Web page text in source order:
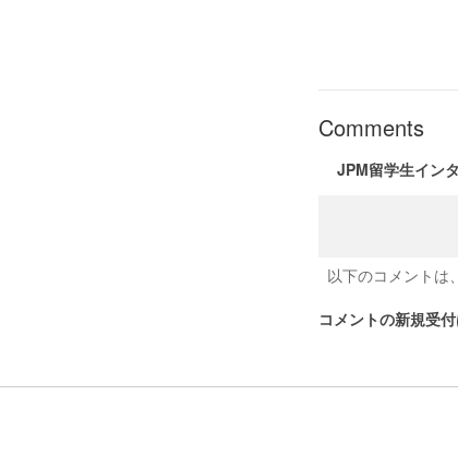
Comments
JPM留学生イン
以下のコメントは
コメントの新規受